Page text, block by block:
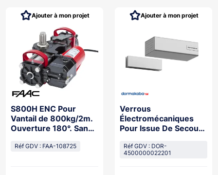
S800H ENC Pour
Vantail de 800kg/2m.
Ouverture 180°. Sans
Réf GDV : FAA-108725
Ajouter à mon projet
Verrous
Électromécaniques
Pour Issue De Secours
Réf GDV : DOR-
4500000022201
Ajouter à mon projet